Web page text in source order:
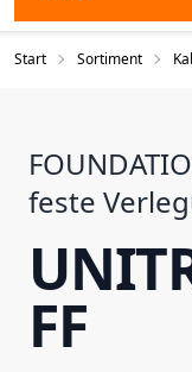
Start Sortiment
feste
FF